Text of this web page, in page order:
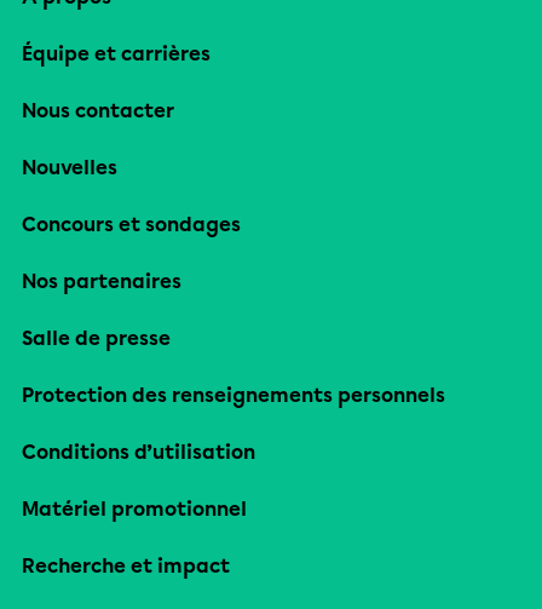
Équipe et carrières
Nous contacter
Nouvelles
Concours et sondages
Nos partenaires
Salle de presse
Protection des renseignements personnels
Conditions d’utilisation
Matériel promotionnel
Recherche et impact